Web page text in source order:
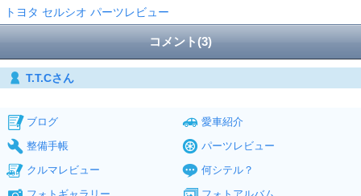
トヨタ セルシオ パーツレビュー
コメント(3)
T.T.Cさん
ブログ
愛車紹介
整備手帳
パーツレビュー
クルマレビュー
何シテル？